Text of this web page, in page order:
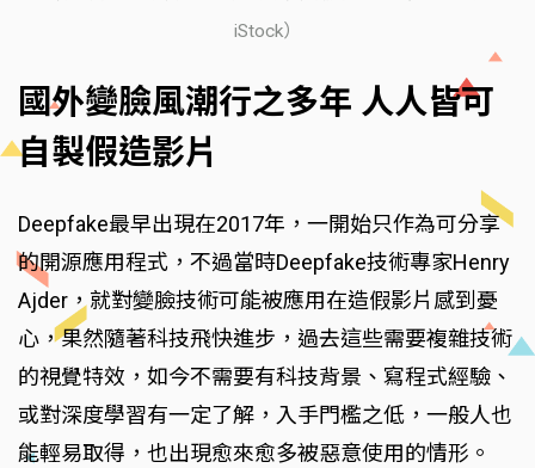
iStock）
國外變臉風潮行之多年 人人皆可
自製假造影片
Deepfake最早出現在2017年，一開始只作為可分享
的開源應用程式，不過當時Deepfake技術專家Henry
Ajder，就對變臉技術可能被應用在造假影片感到憂
心，果然隨著科技飛快進步，過去這些需要複雜技術
的視覺特效，如今不需要有科技背景、寫程式經驗、
或對深度學習有一定了解，入手門檻之低，一般人也
能輕易取得，也出現愈來愈多被惡意使用的情形。